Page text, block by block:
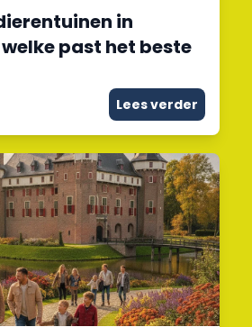
in
past het beste
Lees verder